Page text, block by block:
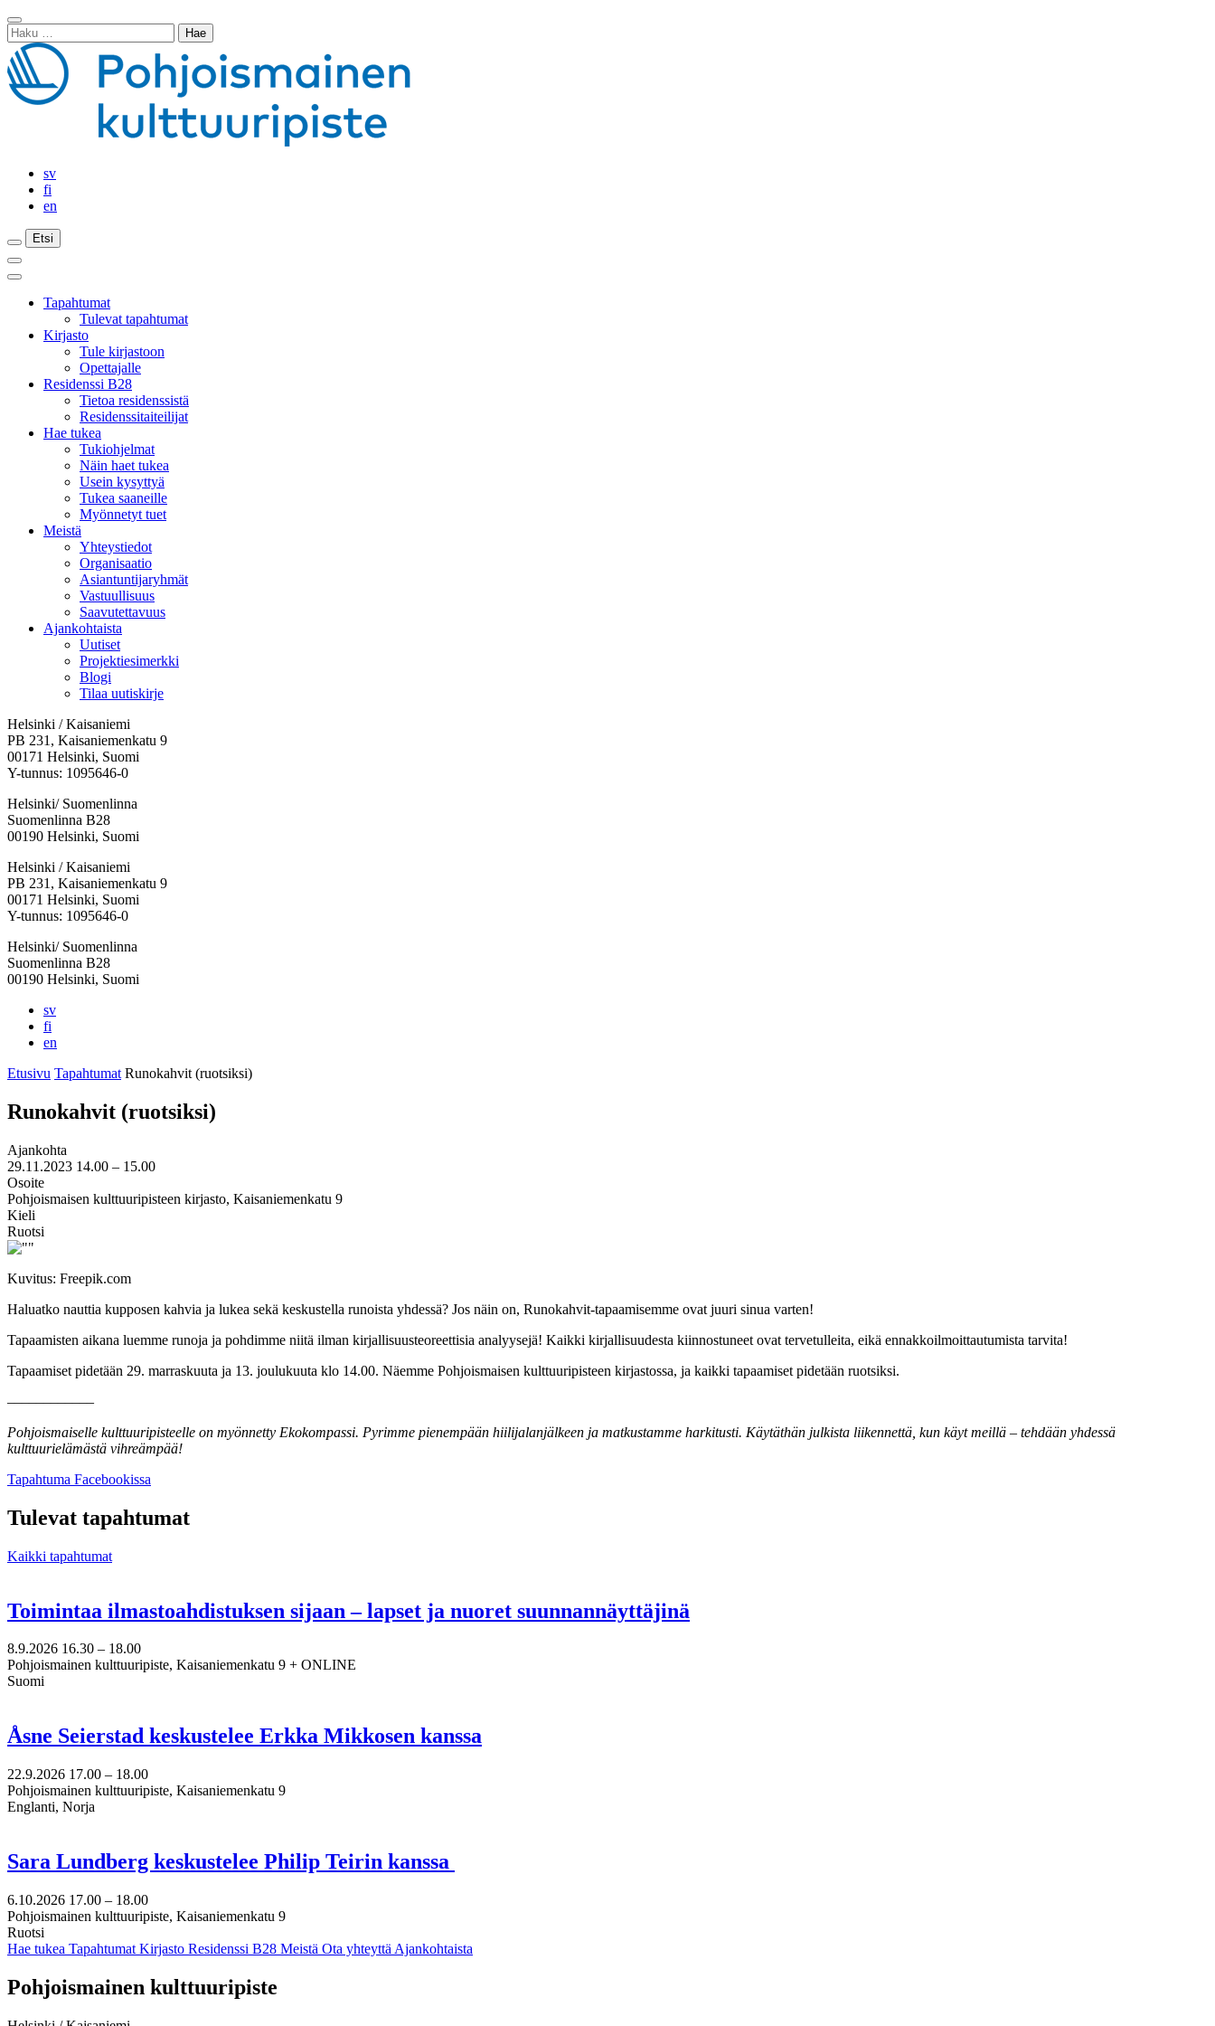
Siirry
sisältöön
Sulje
haku
Haku:
sv
fi
en
Etsi
Etsi
Etsi
Päävalikko
Sulje
päävalikkoTapahtumat
Tulevat tapahtumat
Kirjasto
Tule kirjastoon
Opettajalle
Residenssi B28
Tietoa residenssistä
Residenssitaiteilijat
Hae tukea
Tukiohjelmat
Näin haet tukea
Usein kysyttyä
Tukea saaneille
Myönnetyt tuet
Meistä
Yhteystiedot
Organisaatio
Asiantuntijaryhmät
Vastuullisuus
Saavutettavuus
Ajankohtaista
Uutiset
Projektiesimerkki
Blogi
Tilaa uutiskirje
Helsinki / Kaisaniemi
PB 231, Kaisaniemenkatu 9
00171 Helsinki, Suomi
Y-tunnus: 1095646-0
Helsinki/ Suomenlinna
Suomenlinna B28
00190 Helsinki, Suomi
Facebook:
Avataan
uuteen
välilehteen
Instagram:
Avataan
uuteen
välilehteen
TikTok:
Avataan
uuteen
välilehteen
Youtube:
Avataan
uuteen
välilehteen
Vimeo:
Avataan
uuteen
välilehteen
Helsinki / Kaisaniemi
PB 231, Kaisaniemenkatu 9
00171 Helsinki, Suomi
Y-tunnus: 1095646-0
Helsinki/ Suomenlinna
Suomenlinna B28
00190 Helsinki, Suomi
sv
fi
en
Etusivu Tapahtumat Runokahvit (ruotsiksi)
Runokahvit (ruotsiksi)
Ajankohta
29.11.2023 14.00 – 15.00
Osoite
Pohjoismaisen kulttuuripisteen kirjasto, Kaisaniemenkatu 9
Kieli
Ruotsi
Kuvitus: Freepik.com
Haluatko nauttia kupposen kahvia ja lukea sekä keskustella runoista yhdessä? Jos näin on, Runokahvit-tapaamisemme ovat juuri sinua varten!
Tapaamisten aikana luemme runoja ja pohdimme niitä ilman kirjallisuusteoreettisia analyysejä! Kaikki kirjallisuudesta kiinnostuneet ovat tervetulleita, eikä ennakkoilmoittautumista tarvita!
Tapaamiset pidetään 29. marraskuuta ja 13. joulukuuta klo 14.00. Näemme Pohjoismaisen kulttuuripisteen kirjastossa, ja kaikki tapaamiset pidetään ruotsiksi.
––––––––––––
Pohjoismaiselle kulttuuripisteelle on myönnetty Ekokompassi. Pyrimme pienempään hiilijalanjälkeen ja matkustamme harkitusti. Käytäthän julkista liikennettä, kun käyt meillä – tehdään yhdessä
kulttuurielämästä vihreämpää!
Tapahtuma Facebookissa
välilehteen
Tulevat tapahtumat
Kaikki tapahtumat
Toimintaa ilmastoahdistuksen sijaan – lapset ja nuoret suunnannäyttäjinä
8.9.2026 16.30 – 18.00
Pohjoismainen kulttuuripiste, Kaisaniemenkatu 9 + ONLINE
Suomi
Åsne Seierstad keskustelee Erkka Mikkosen kanssa
22.9.2026 17.00 – 18.00
Pohjoismainen kulttuuripiste, Kaisaniemenkatu 9
Englanti, Norja
Sara Lundberg keskustelee Philip Teirin kanssa
6.10.2026 17.00 – 18.00
Pohjoismainen kulttuuripiste, Kaisaniemenkatu 9
Ruotsi
Hae tukea Tapahtumat Kirjasto Residenssi B28 Meistä Ota yhteyttä Ajankohtaista
Facebook:
Avataan
Instagram:
Avataan
TikTok:
Avataan
Youtube:
Avataan
Vimeo:
Avataan
Pohjoismainen kulttuuripiste